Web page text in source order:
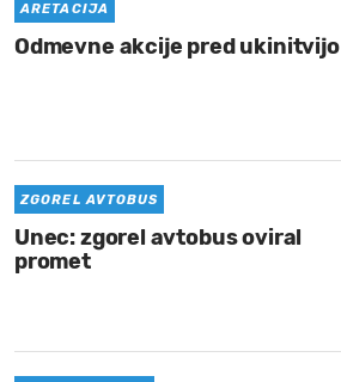
ARETACIJA
Odmevne akcije pred ukinitvijo
ZGOREL AVTOBUS
Unec: zgorel avtobus oviral
promet